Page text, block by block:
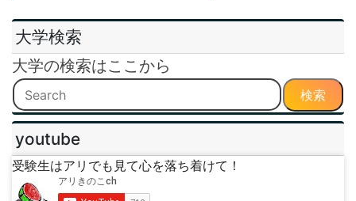
大学検索
大学の検索はここから
検索
youtube
受験生はアリでも見て心を落ち着けて！